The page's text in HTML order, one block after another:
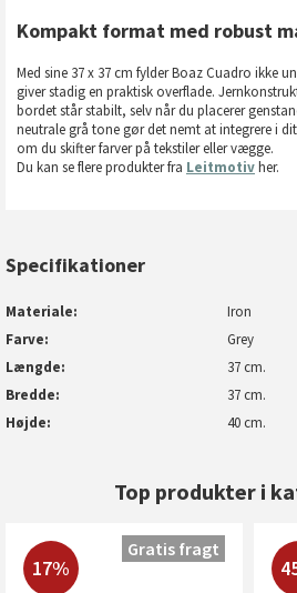
Kompakt format med robust
Med sine 37 x 37 cm fylder Boaz Cuadro ikke
giver stadig en praktisk overflade.
bordet står stabilt, selv når du placerer
neutrale grå tone gør det nemt at integrere i
om du skifter farver på tekstiler eller vægge.
Du kan se flere produkter fra Leitmotivher.
Specifikationer
Materiale
Iron
Farve
Grey
Længde
37 cm.
Bredde
37 cm.
Højde
40 cm.
Top produkter i
17%
Gratis fragt